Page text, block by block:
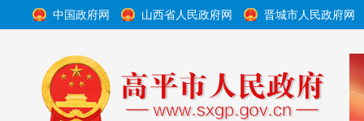
中国政府网 山西省人民政府网 晋城市人民政府网